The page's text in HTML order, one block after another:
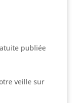
publiée
veille sur